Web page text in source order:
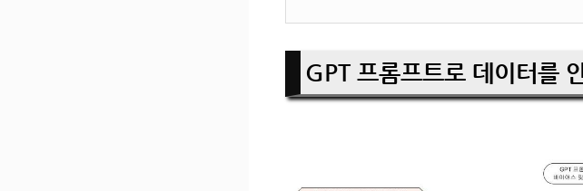
GPT 프롬프트로 데이터를